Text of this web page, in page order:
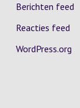
Berichten feed
Reacties feed
WordPress.org